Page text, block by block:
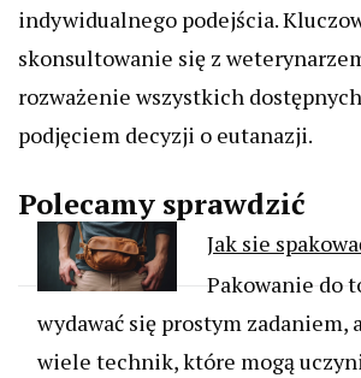
indywidualnego podejścia.
skonsultowanie się z
rozważenie wszystkich
podjęciem decyzji o eutanazji.
Polecamy sprawdzić
Jak sie
Pakowanie do
wydawać się prostym zadaniem,
wiele technik, które mogą